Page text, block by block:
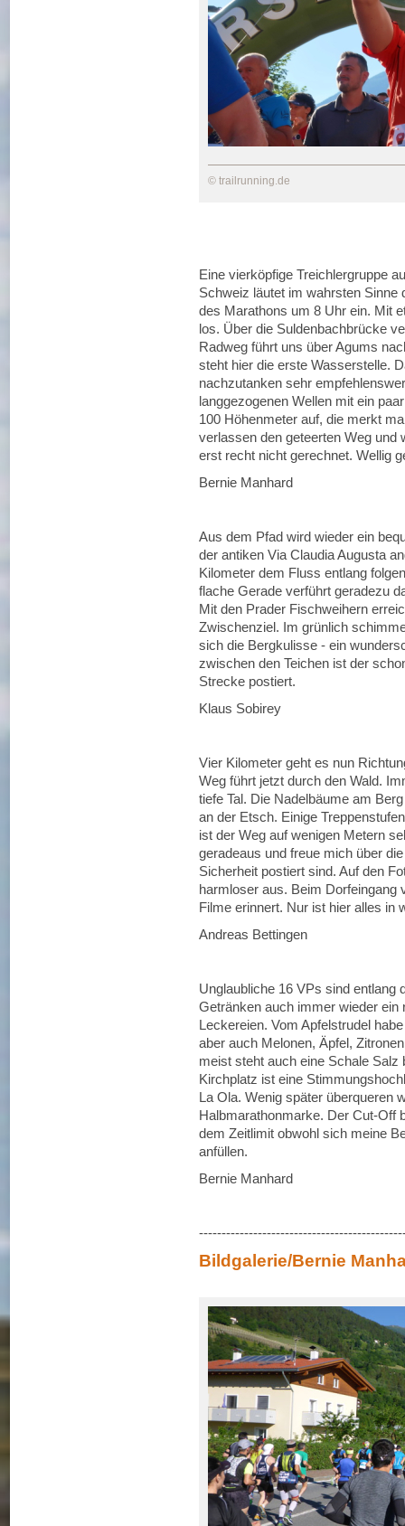
© trailrunning.de
Eine vierköpfige Treichlergruppe
Schweiz läutet im wahrsten
des Marathons um 8 Uhr ein. Mit
los. Über die Suldenbachbrücke
Radweg führt uns über Agums
steht hier die erste Wasserstelle.
nachzutanken sehr
langgezogenen Wellen mit ein
100 Höhenmeter auf, die merkt
verlassen den geteerten Weg und
erst recht nicht gerechnet. Wellig
Bernie Manhard
Aus dem Pfad wird wieder ein
der antiken Via Claudia Augusta
Kilometer dem Fluss entlang
flache Gerade verführt geradezu
Mit den Prader Fischweihern
Zwischenziel. Im grünlich
sich die Bergkulisse - ein
zwischen den Teichen ist der
Strecke postiert.
Klaus Sobirey
Vier Kilometer geht es nun
Weg führt jetzt durch den Wald.
tiefe Tal. Die Nadelbäume am
an der Etsch. Einige
ist der Weg auf wenigen Metern
geradeaus und freue mich über
Sicherheit postiert sind. Auf den
harmloser aus. Beim Dorfeingang
Filme erinnert. Nur ist hier alles in
Andreas Bettingen
Unglaubliche 16 VPs sind entlang
Getränken auch immer wieder ein
Leckereien. Vom Apfelstrudel
aber auch Melonen, Äpfel,
meist steht auch eine Schale
Kirchplatz ist eine
La Ola. Wenig später überqueren
Halbmarathonmarke. Der Cut-Off
dem Zeitlimit obwohl sich meine
anfüllen.
Bernie Manhard
Bildgalerie/Bernie